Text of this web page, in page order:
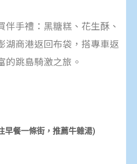
伴手禮：黑糖糕、花生酥、
湖商港返回布袋，搭專車返
的跳島騎激之旅。
早餐一條街，推薦牛雜湯)